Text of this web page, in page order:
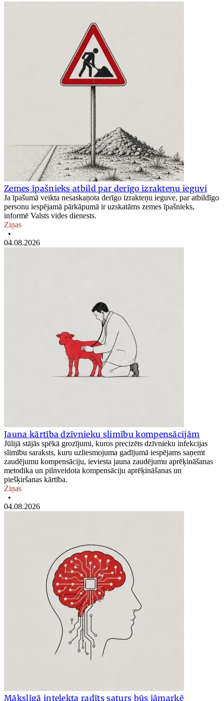
Zemes īpašnieks atbild par derīgo izrakteņu ieguvi
Ja īpašumā veikta nesaskaņota derīgo izrakteņu ieguve, par atbildīgo
personu iespējamā pārkāpumā ir uzskatāms zemes īpašnieks,
informē Valsts vides dienests.
Ziņas
•
04.08.2026
Jauna kārtība dzīvnieku slimību kompensācijām
Jūlijā stājās spēkā grozījumi, kuros precizēts dzīvnieku infekcijas
slimību saraksts, kuru uzliesmojuma gadījumā iespējams saņemt
zaudējumu kompensāciju, ieviesta jauna zaudējumu aprēķināšanas
metodika un pilnveidota kompensāciju aprēķināšanas un
piešķiršanas kārtība.
Ziņas
•
04.08.2026
Mākslīgā intelekta radīts saturs būs jāmarķē